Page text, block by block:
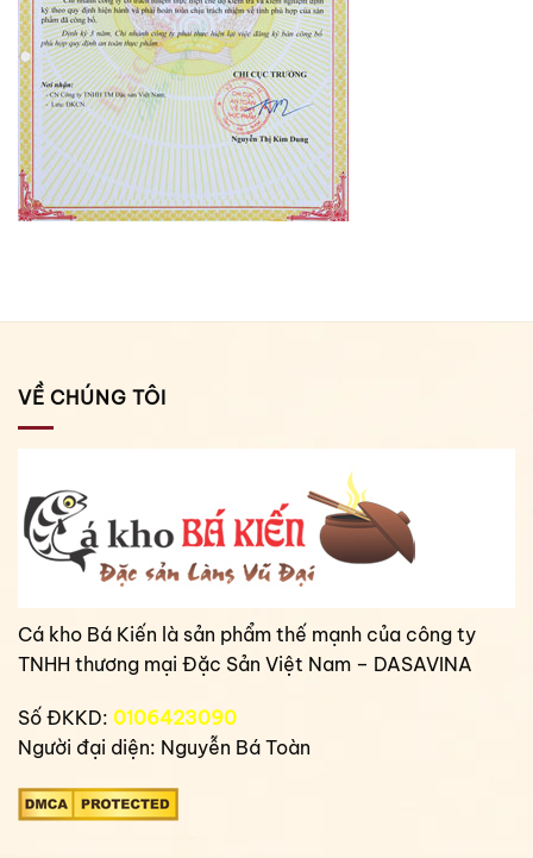
VỀ CHÚNG TÔI
Cá kho Bá Kiến là sản phẩm thế mạnh của công ty
TNHH thương mại Đặc Sản Việt Nam – DASAVINA
Số ĐKKD: 0106423090
Người đại diện: Nguyễn Bá Toàn